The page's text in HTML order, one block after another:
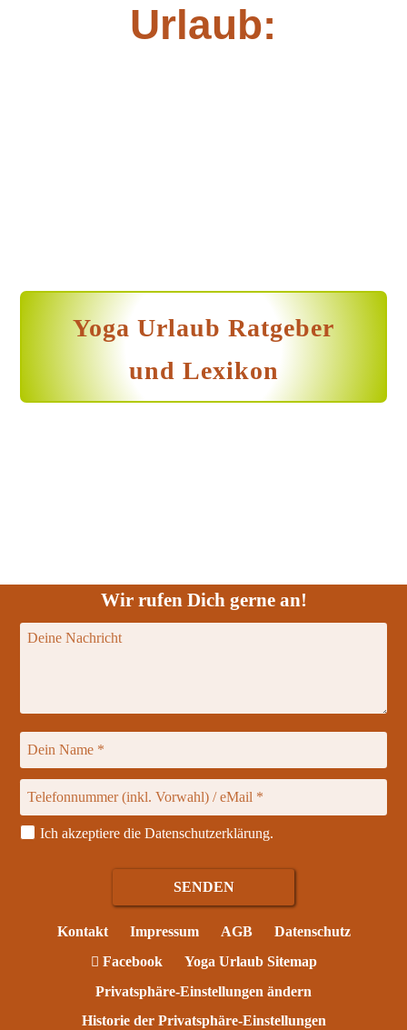
Urlaub:
Yoga Urlaub Ratgeber
und Lexikon
Wir rufen Dich gerne an!
Ich akzeptiere dieDatenschutzerklärung.
Kontakt Impressum AGB
Datenschutz
Facebook
Yoga Urlaub Sitemap
Privatsphäre-Einstellungen ändern
Historie der Privatsphäre-Einstellungen